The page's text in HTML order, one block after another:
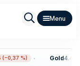
%) Gold